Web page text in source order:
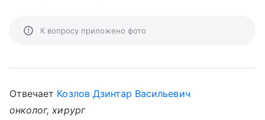
К вопросу приложено фото
Отвечает Козлов Дзинтар Васильевич
онколог, хирург